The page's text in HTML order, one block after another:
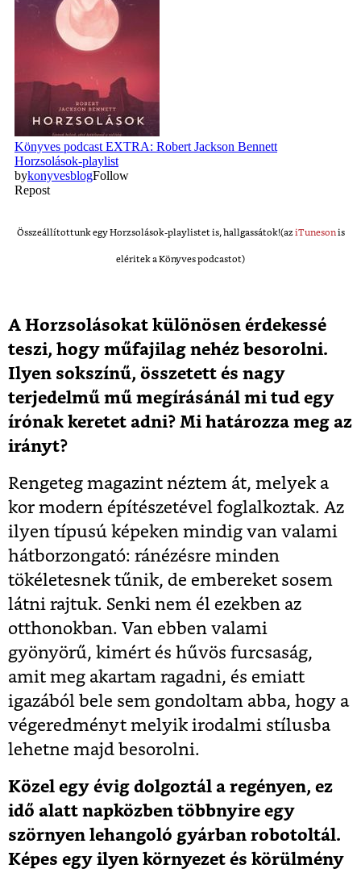
Összeállítottunk egy Horzsolások-playlistet is, hallgassátok!(aziTunesonis
eléritek a Könyves podcastot)
A Horzsolásokat különösen érdekessé
teszi, hogy műfajilag nehéz besorolni.
Ilyen sokszínű, összetett és nagy
terjedelmű mű megírásánál mi tud egy
írónak keretet adni? Mi határozza meg az
irányt?
Rengeteg magazint néztem át, melyek a
kor modern építészetével foglalkoztak. Az
ilyen típusú képeken mindig van valami
hátborzongató: ránézésre minden
tökéletesnek tűnik, de embereket sosem
látni rajtuk. Senki nem él ezekben az
otthonokban. Van ebben valami
gyönyörű, kimért és hűvös furcsaság,
amit meg akartam ragadni, és emiatt
igazából bele sem gondoltam abba, hogy a
végeredményt melyik irodalmi stílusba
lehetne majd besorolni.
Közel egy évig dolgoztál a regényen, ez
idő alatt napközben többnyire egy
szörnyen lehangoló gyárban robotoltál.
Képes egy ilyen környezet és körülmény